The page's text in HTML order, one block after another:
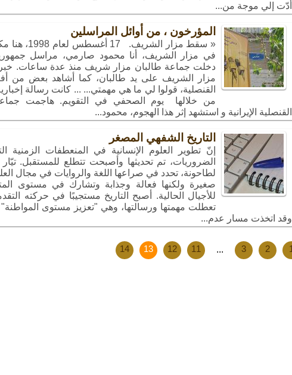
أدّت إلي موجة من...
المؤرخون ، من أوائل المراسلين
« سقط مزار
في مزار الشريف، أنا محمود صارمي، مراسل جمهورية
دخلت جماعة طالبان مزار شريف منذ عدة ساعات.
مزار الشريف على يد طالبان، كما أشاهد بعض من
القنصلية، قولوا لي ما هي مهمتي... ... كانت رسالة
من خلالها يوم الصحفي في التقويم. هاجمت جماعة
القنصلية الإيرانية و استشهد إثر هذا الهجوم، محمود...
التاريخ الشفهي المصغر
إنّ تطوير العلوم الإنسانية في المنعطفات الزمنية
الضروريات، تم تحديثها وأصبحت تتطلع للمستقبل. تيّار
لطاحونة، تحدد في صراعها اللغة والروايات في مجال
صغيرة ولكنها فعالة وجذابة وتشارك في مستوى
للأجيال الحالية. أصبح التاريخ مستجيبًا في حركته
تعطلت مهمتها ورسالتها، وهي "تعزيز مستوى المواطنة"
وقد اتخذت مسار عدم...
1
2
3
...
11
12
13
14